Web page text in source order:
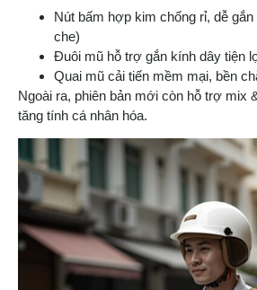
Nút bấm hợp kim chống rỉ, dễ
che)
Đuôi mũ hỗ trợ gắn kính dây tiện
Quai mũ cải tiến mềm mại, bền
Ngoài ra, phiên bản mới còn hỗ trợ mix
tăng tính cá nhân hóa.